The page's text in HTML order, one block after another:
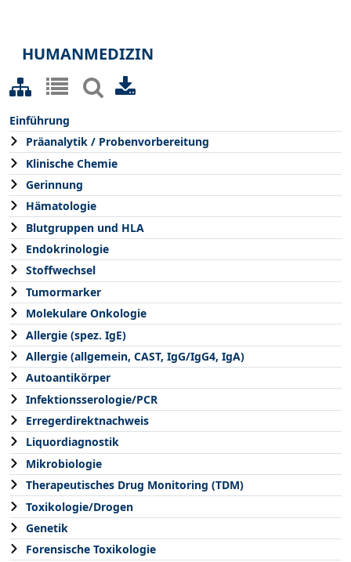
HUMANMEDIZIN
Einführung
Präanalytik / Probenvorbereitung
Klinische Chemie
Gerinnung
Hämatologie
Blutgruppen und HLA
Endokrinologie
Stoffwechsel
Tumormarker
Molekulare Onkologie
Allergie (spez. IgE)
Allergie (allgemein, CAST, IgG/IgG4, IgA)
Autoantikörper
Infektionsserologie/PCR
Erregerdirektnachweis
Liquordiagnostik
Mikrobiologie
Therapeutisches Drug Monitoring (TDM)
Toxikologie/Drogen
Genetik
Forensische Toxikologie